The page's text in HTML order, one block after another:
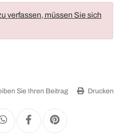
verfassen, müssen Sie sich
Sie Ihren Beitrag Drucken